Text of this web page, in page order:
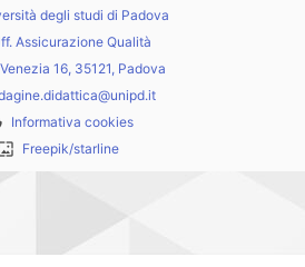
degli studi di Padova
Assicurazione Qualità
16, 35121, Padova
Informativa cookies
Freepik/starline